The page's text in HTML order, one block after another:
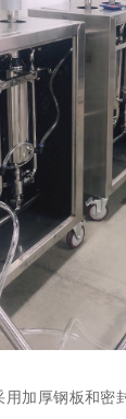
用加厚钢板和密